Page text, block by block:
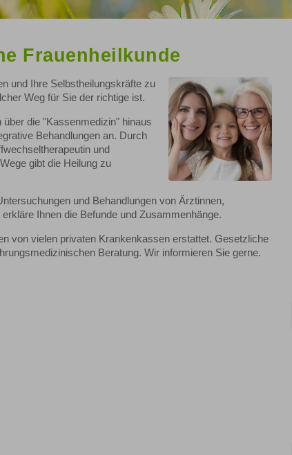
Frauenheilkunde
und Ihre Selbstheilungskräfte zu
Weg für Sie der richtige ist.
die "Kassenmedizin" hinaus
Behandlungen an. Durch
und
gibt die Heilung zu
und Behandlungen von Ärztinnen,
Ihnen die Befunde und Zusammenhänge.
von vielen privaten Krankenkassen erstattet. Gesetzliche
Beratung. Wir informieren Sie gerne.